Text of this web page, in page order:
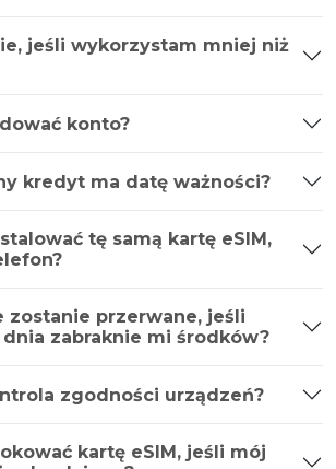
jeśli wykorzystam mniej niż
konto?
kredyt ma datę ważności?
tę samą kartę eSIM,
zostanie przerwane, jeśli
zabraknie mi środków?
zgodności urządzeń?
kartę eSIM, jeśli mój